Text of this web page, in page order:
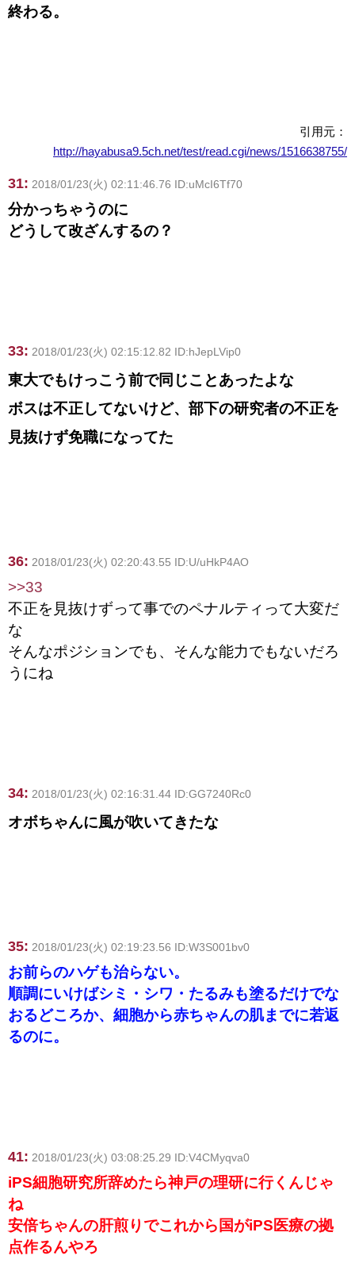
終わる。
引用元：
http://hayabusa9.5ch.net/test/read.cgi/news/1516638755/
31: 2018/01/23(火) 02:11:46.76 ID:uMcI6Tf70
分かっちゃうのに
どうして改ざんするの？
33: 2018/01/23(火) 02:15:12.82 ID:hJepLVip0
東大でもけっこう前で同じことあったよな
ボスは不正してないけど、部下の研究者の不正を
見抜けず免職になってた
36: 2018/01/23(火) 02:20:43.55 ID:U/uHkP4AO
>>33
不正を見抜けずって事でのペナルティって大変だ
な
そんなポジションでも、そんな能力でもないだろ
うにね
34: 2018/01/23(火) 02:16:31.44 ID:GG7240Rc0
オボちゃんに風が吹いてきたな
35: 2018/01/23(火) 02:19:23.56 ID:W3S001bv0
お前らのハゲも治らない。
順調にいけばシミ・シワ・たるみも塗るだけでな
おるどころか、細胞から赤ちゃんの肌までに若返
るのに。
41: 2018/01/23(火) 03:08:25.29 ID:V4CMyqva0
iPS細胞研究所辞めたら神戸の理研に行くんじゃ
ね
安倍ちゃんの肝煎りでこれから国がiPS医療の拠
点作るんやろ